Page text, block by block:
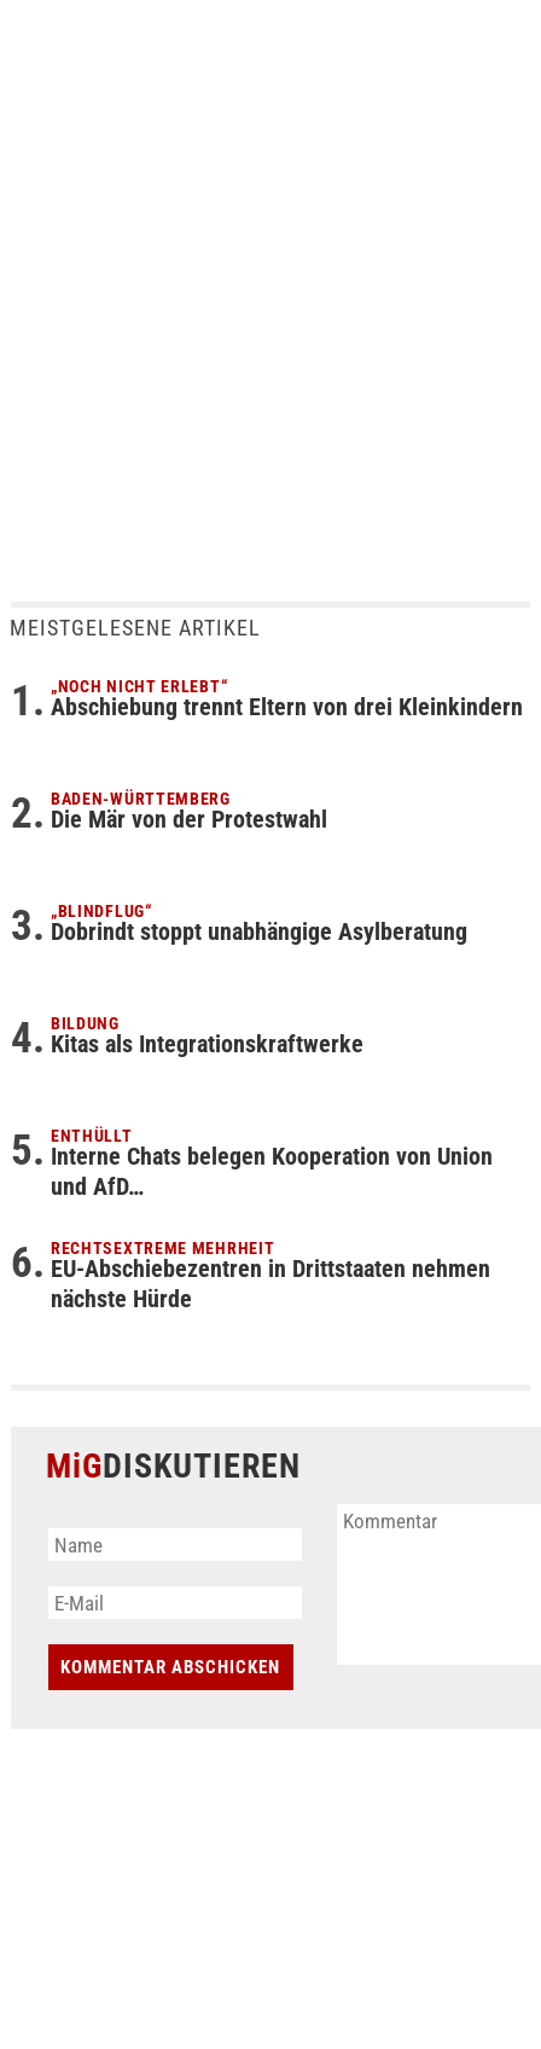
MEISTGELESENE ARTIKEL
„NOCH NICHT ERLEBT“
Abschiebung trennt Eltern von drei Kleinkindern
BADEN-WÜRTTEMBERG
Die Mär von der Protestwahl
„BLINDFLUG“
Dobrindt stoppt unabhängige Asylberatung
BILDUNG
Kitas als Integrationskraftwerke
ENTHÜLLT
Interne Chats belegen Kooperation von Union
und AfD…
RECHTSEXTREME MEHRHEIT
EU-Abschiebezentren in Drittstaaten nehmen
nächste Hürde
MiGDISKUTIEREN